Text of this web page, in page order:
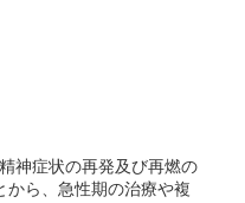
神症状の再発及び再燃の
から、急性期の治療や複